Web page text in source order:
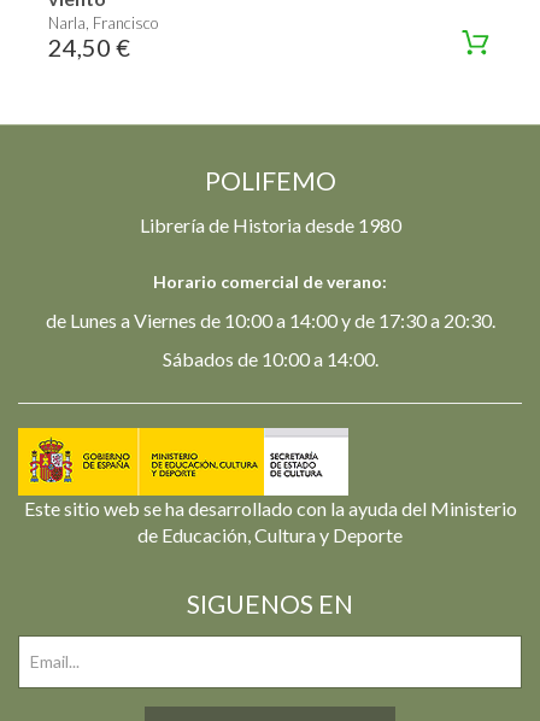
Narla, Francisco
24,50 €
POLIFEMO
Librería de Historia desde 1980
Horario comercial de verano:
de Lunes a Viernes de 10:00 a 14:00 y de 17:30 a 20:30.
Sábados de 10:00 a 14:00.
Este sitio web se ha desarrollado con la ayuda del Ministerio
de Educación, Cultura y Deporte
SIGUENOS EN